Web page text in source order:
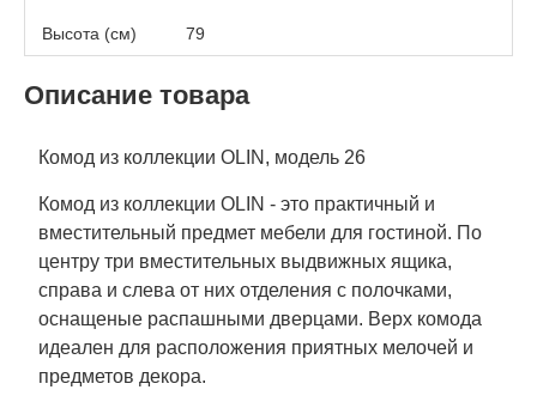
Высота (см) 79
Описание товара
Комод из коллекции OLIN, модель 26
Комод из коллекции OLIN - это практичный и
вместительный предмет мебели для гостиной. По
центру три вместительных выдвижных ящика,
справа и слева от них отделения с полочками,
оснащеные распашными дверцами. Верх комода
идеален для расположения приятных мелочей и
предметов декора.